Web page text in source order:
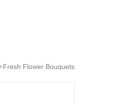
Fresh Flower Bouquets